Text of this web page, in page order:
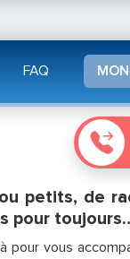
FAQ
petits, de
pour
pour vous